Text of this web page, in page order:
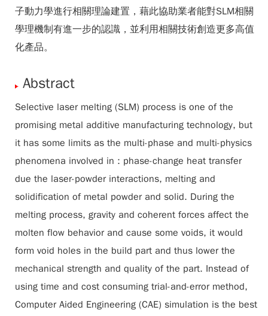
子動力學進行相關理論建置，藉此協助業者能對SLM相關
學理機制有進一步的認識，並利用相關技術創造更多高值
化產品。
Abstract
Selective laser melting (SLM) process is one of the
promising metal additive manufacturing technology, but
it has some limits as the multi-phase and multi-physics
phenomena involved in : phase-change heat transfer
due the laser-powder interactions, melting and
solidification of metal powder and solid. During the
melting process, gravity and coherent forces affect the
molten flow behavior and cause some voids, it would
form void holes in the build part and thus lower the
mechanical strength and quality of the part. Instead of
using time and cost consuming trial-and-error method,
Computer Aided Engineering (CAE) simulation is the best